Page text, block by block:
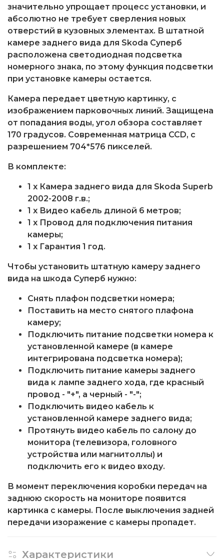
значительно упрощает процесс установки, и
абсолютно не требует сверления новых
отверстий в кузовных элементах. В штатной
камере заднего вида для Skoda Суперб
расположена светодиодная подсветка
номерного знака, по этому функция подсветки
при установке камеры остается.
Камера передает цветную картинку, с
изображением парковочных линий. Защищена
от попадания воды, угол обзора составляет
170 градусов. Современная матрица CCD, с
разрешением 704*576 пикселей.
В комплекте:
1 x Камера заднего вида для Skoda Superb
2002-2008 г.в.;
1 x Видео кабель длиной 6 метров;
1 x Провод для подключения питания
камеры;
1 x Гарантия 1 год.
Чтобы установить штатную камеру заднего
вида на шкода Суперб нужно:
Снять плафон подсветки номера;
Поставить на место снятого плафона
камеру;
Подключить питание подсветки номера к
установленной камере (в камере
интегрирована подсветка номера);
Подключить питание камеры заднего
вида к лампе заднего хода, где красный
провод - "+", а черный - "-";
Подключить видео кабель к
установленной камере заднего вида;
Протянуть видео кабель по салону до
монитора (телевизора, головного
устройства или магнитоллы) и
подключить его к видео входу.
В момент переключения коробки передач на
заднюю скорость на мониторе появится
картинка с камеры. После выключения задней
передачи изоражение с камеры пропадет.
Характеристики